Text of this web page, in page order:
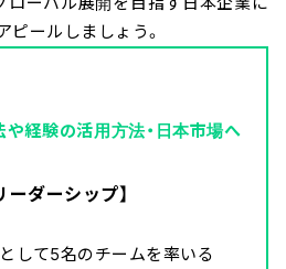
ピールしましょう。
経験の活用方法・日本市場へ
ーダーシップ】
して5名のチームを率いる